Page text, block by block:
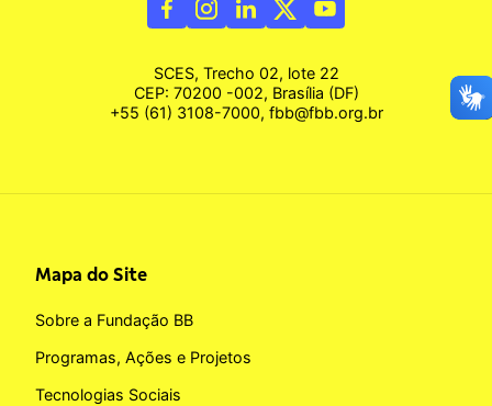
SCES, Trecho 02, lote 22
CEP: 70200 -002, Brasília (DF)
+55 (61) 3108-7000, fbb@fbb.org.br
Mapa do Site
Sobre a Fundação BB
Programas, Ações e Projetos
Tecnologias Sociais